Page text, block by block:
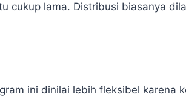
cukup lama. Distribusi biasanya
ini dinilai lebih fleksibel karena